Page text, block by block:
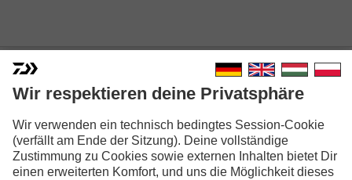
GRANDWAVE SEA
Wir respektieren deine Privatsphäre
Wir verwenden ein technisch bedingtes Session-Cookie
(verfällt am Ende der Sitzung). Deine vollständige
Zustimmung zu Cookies sowie externen Inhalten bietet Dir
einen erweiterten Komfort, und uns die Möglichkeit dieses